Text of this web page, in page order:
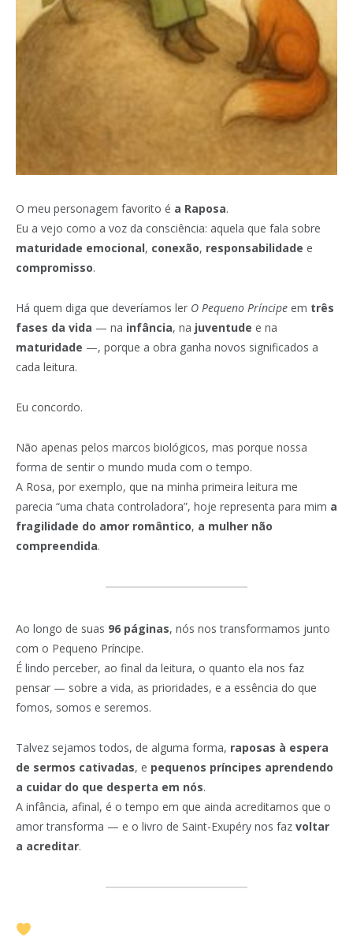
O meu personagem favorito é a Raposa.
Eu a vejo como a voz da consciência: aquela que fala sobre
maturidade emocional, conexão, responsabilidade e
compromisso.
Há quem diga que deveríamos ler O Pequeno Príncipe em três
fases da vida — na infância, na juventude e na
maturidade —, porque a obra ganha novos significados a
cada leitura.
Eu concordo.
Não apenas pelos marcos biológicos, mas porque nossa
forma de sentir o mundo muda com o tempo.
A Rosa, por exemplo, que na minha primeira leitura me
parecia “uma chata controladora”, hoje representa para mim a
fragilidade do amor romântico, a mulher não
compreendida.
Ao longo de suas 96 páginas, nós nos transformamos junto
com o Pequeno Príncipe.
É lindo perceber, ao final da leitura, o quanto ela nos faz
pensar — sobre a vida, as prioridades, e a essência do que
fomos, somos e seremos.
Talvez sejamos todos, de alguma forma, raposas à espera
de sermos cativadas, e pequenos príncipes aprendendo
a cuidar do que desperta em nós.
A infância, afinal, é o tempo em que ainda acreditamos que o
amor transforma — e o livro de Saint-Exupéry nos faz voltar
a acreditar.